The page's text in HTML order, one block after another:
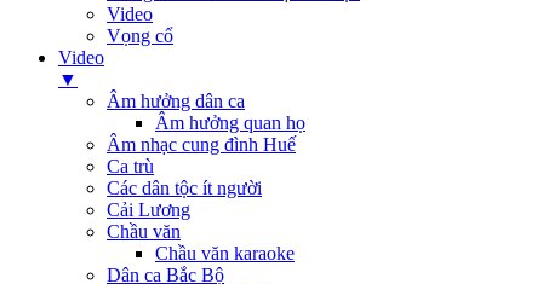
Video
Vọng cổ
Video
▼
Âm hưởng dân ca
Âm hưởng quan họ
Âm nhạc cung đình Huế
Ca trù
Các dân tộc ít người
Cải Lương
Chầu văn
Chầu văn karaoke
Dân ca Bắc Bộ